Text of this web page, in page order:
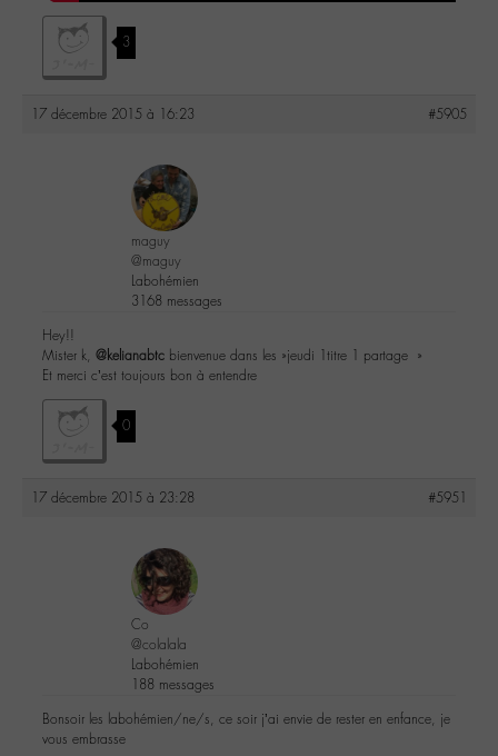
3
17 décembre 2015 à 16:23 #5905
maguy
@maguy
Labohémien
3168 messages
Hey!!
Mister k, @kelianabtc bienvenue dans les »jeudi 1titre 1 partage »
Et merci c’est toujours bon à entendre
0
17 décembre 2015 à 23:28 #5951
Co
@colalala
Labohémien
188 messages
Bonsoir les labohémien/ne/s, ce soir j’ai envie de rester en enfance, je
vous embrasse